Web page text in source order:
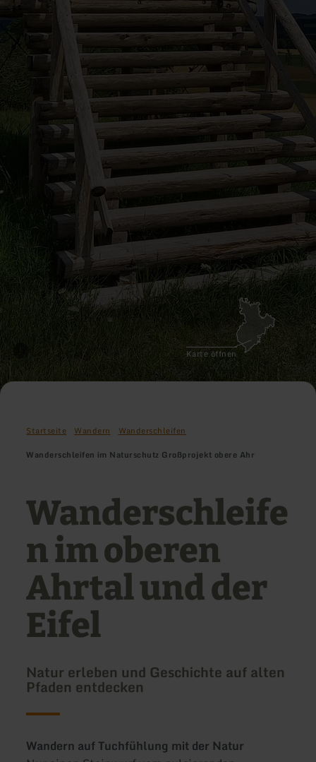
Karte öffnen
Startseite Wandern
Wanderschleifen
Wanderschleifen im Naturschutz Großprojekt obere Ahr
Wanderschleife
n im oberen
Ahrtal und der
Eifel
Natur erleben und Geschichte auf alten
Pfaden entdecken
Wandern auf Tuchfühlung mit der Natur